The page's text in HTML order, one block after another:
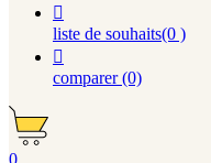

liste de souhaits(0 )

comparer(0)